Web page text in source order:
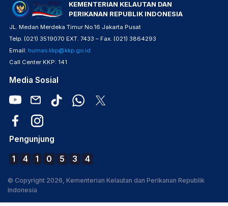
KEMENTERIAN KELAUTAN DAN
PERIKANAN REPUBLIK INDONESIA
JL. Medan Merdeka Timur No.16 Jakarta Pusat
Telp. (021) 3519070 EXT. 7433 – Fax. (021) 3864293
Email: humas.kkp@kkp.go.id
Call Center KKP: 141
Media Sosial
Pengunjung
1 4 1 0 5 3 4
© Copyright 2026, Kementerian Kelautan dan Perikanan Republik
Indonesia